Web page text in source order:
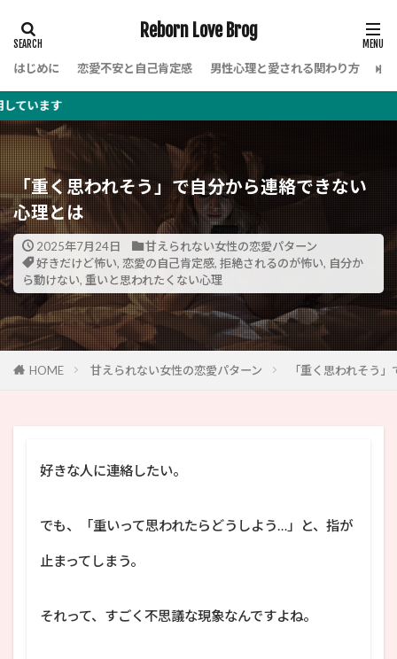
Reborn Love Brog
はじめに 恋愛不安と自己肯定感 男性心理と愛される関わり方 女
「重く思われそう」で自分から連絡できない
心理とは
2025年7月24日
甘えられない女性の恋愛パターン
好きだけど怖い, 恋愛の自己肯定感, 拒絶されるのが怖い, 自分か
ら動けない, 重いと思われたくない心理
HOME 甘えられない女性の恋愛パターン 「重く思われそう
好きな人に連絡したい。
でも、「重いって思われたらどうしよう…」と、指が
止まってしまう。
それって、すごく不思議な現象なんですよね。